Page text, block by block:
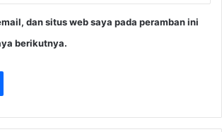
dan situs web saya pada peramban ini
berikutnya.